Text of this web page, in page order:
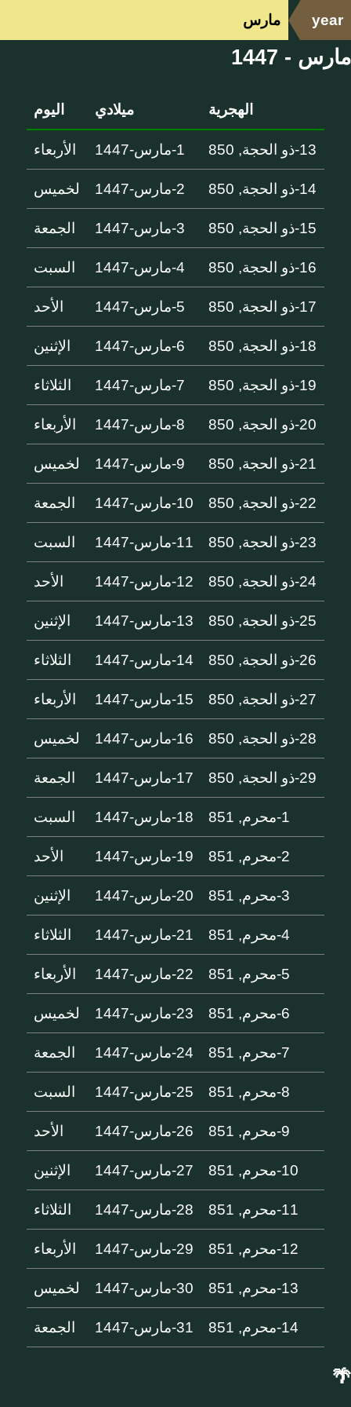
year مارس
مارس - 1447
الهجرية ميلادي اليوم
13-ذو الحجة, 850 1-مارس-1447 الأربعاء
14-ذو الحجة, 850 2-مارس-1447 لخميس
15-ذو الحجة, 850 3-مارس-1447 الجمعة
16-ذو الحجة, 850 4-مارس-1447 السبت
17-ذو الحجة, 850 5-مارس-1447 الأحد
18-ذو الحجة, 850 6-مارس-1447 الإثنين
19-ذو الحجة, 850 7-مارس-1447 الثلاثاء
20-ذو الحجة, 850 8-مارس-1447 الأربعاء
21-ذو الحجة, 850 9-مارس-1447 لخميس
22-ذو الحجة, 850 10-مارس-1447 الجمعة
23-ذو الحجة, 850 11-مارس-1447 السبت
24-ذو الحجة, 850 12-مارس-1447 الأحد
25-ذو الحجة, 850 13-مارس-1447 الإثنين
26-ذو الحجة, 850 14-مارس-1447 الثلاثاء
27-ذو الحجة, 850 15-مارس-1447 الأربعاء
28-ذو الحجة, 850 16-مارس-1447 لخميس
29-ذو الحجة, 850 17-مارس-1447 الجمعة
1-محرم, 851 18-مارس-1447 السبت
2-محرم, 851 19-مارس-1447 الأحد
3-محرم, 851 20-مارس-1447 الإثنين
4-محرم, 851 21-مارس-1447 الثلاثاء
5-محرم, 851 22-مارس-1447 الأربعاء
6-محرم, 851 23-مارس-1447 لخميس
7-محرم, 851 24-مارس-1447 الجمعة
8-محرم, 851 25-مارس-1447 السبت
9-محرم, 851 26-مارس-1447 الأحد
10-محرم, 851 27-مارس-1447 الإثنين
11-محرم, 851 28-مارس-1447 الثلاثاء
12-محرم, 851 29-مارس-1447 الأربعاء
13-محرم, 851 30-مارس-1447 لخميس
14-محرم, 851 31-مارس-1447 الجمعة
🌴